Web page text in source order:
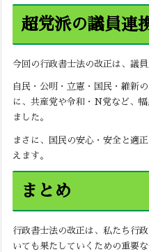
超党派の議員連
今回の行政書士法の改正は、議
自民・公明・立憲・国民・維新
に、共産党や令和・N党など、
ました。
まさに、国民の安心・安全と適
えます。
まとめ
行政書士法の改正は、私たち行
いても果たしていくための重要な